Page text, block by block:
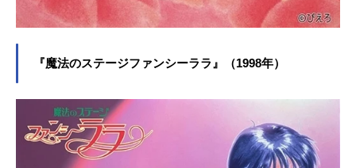
『魔法のステージファンシーララ』（1998年）